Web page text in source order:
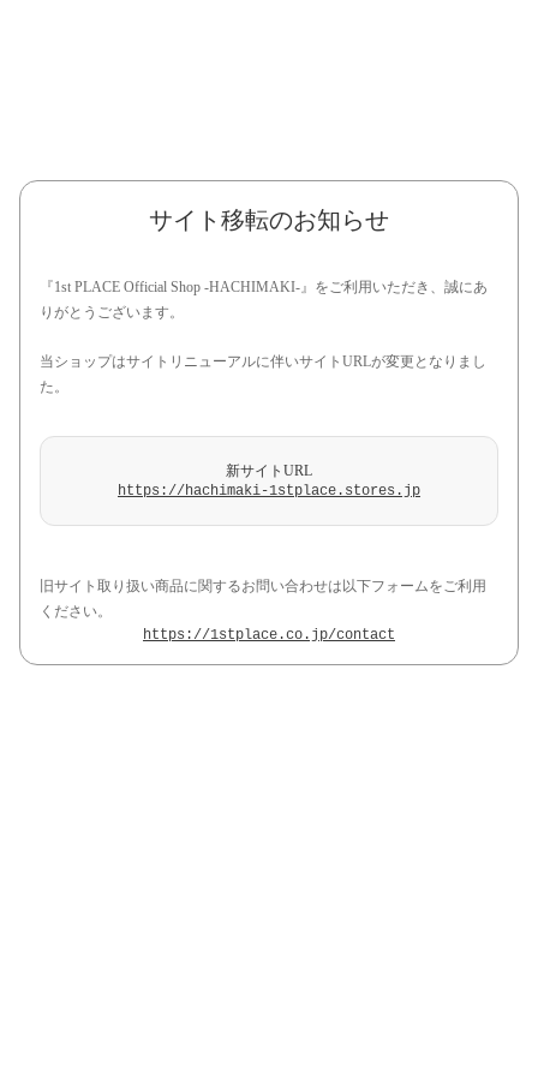
サイト移転のお知らせ
『1st PLACE Official Shop -HACHIMAKI-』をご利用いただき、誠にあ
りがとうございます。
当ショップはサイトリニューアルに伴いサイトURLが変更となりまし
た。
新サイトURL
https://hachimaki-1stplace.stores.jp
旧サイト取り扱い商品に関するお問い合わせは以下フォームをご利用
ください。
https://1stplace.co.jp/contact